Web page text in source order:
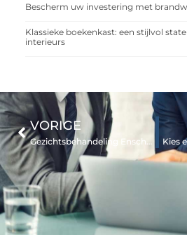
Bescherm uw investering met
Klassieke boekenkast: een stijlvol
interieurs
VORIGE
Gezichtsbehandeling Enschede voor optimaal genieten Kies